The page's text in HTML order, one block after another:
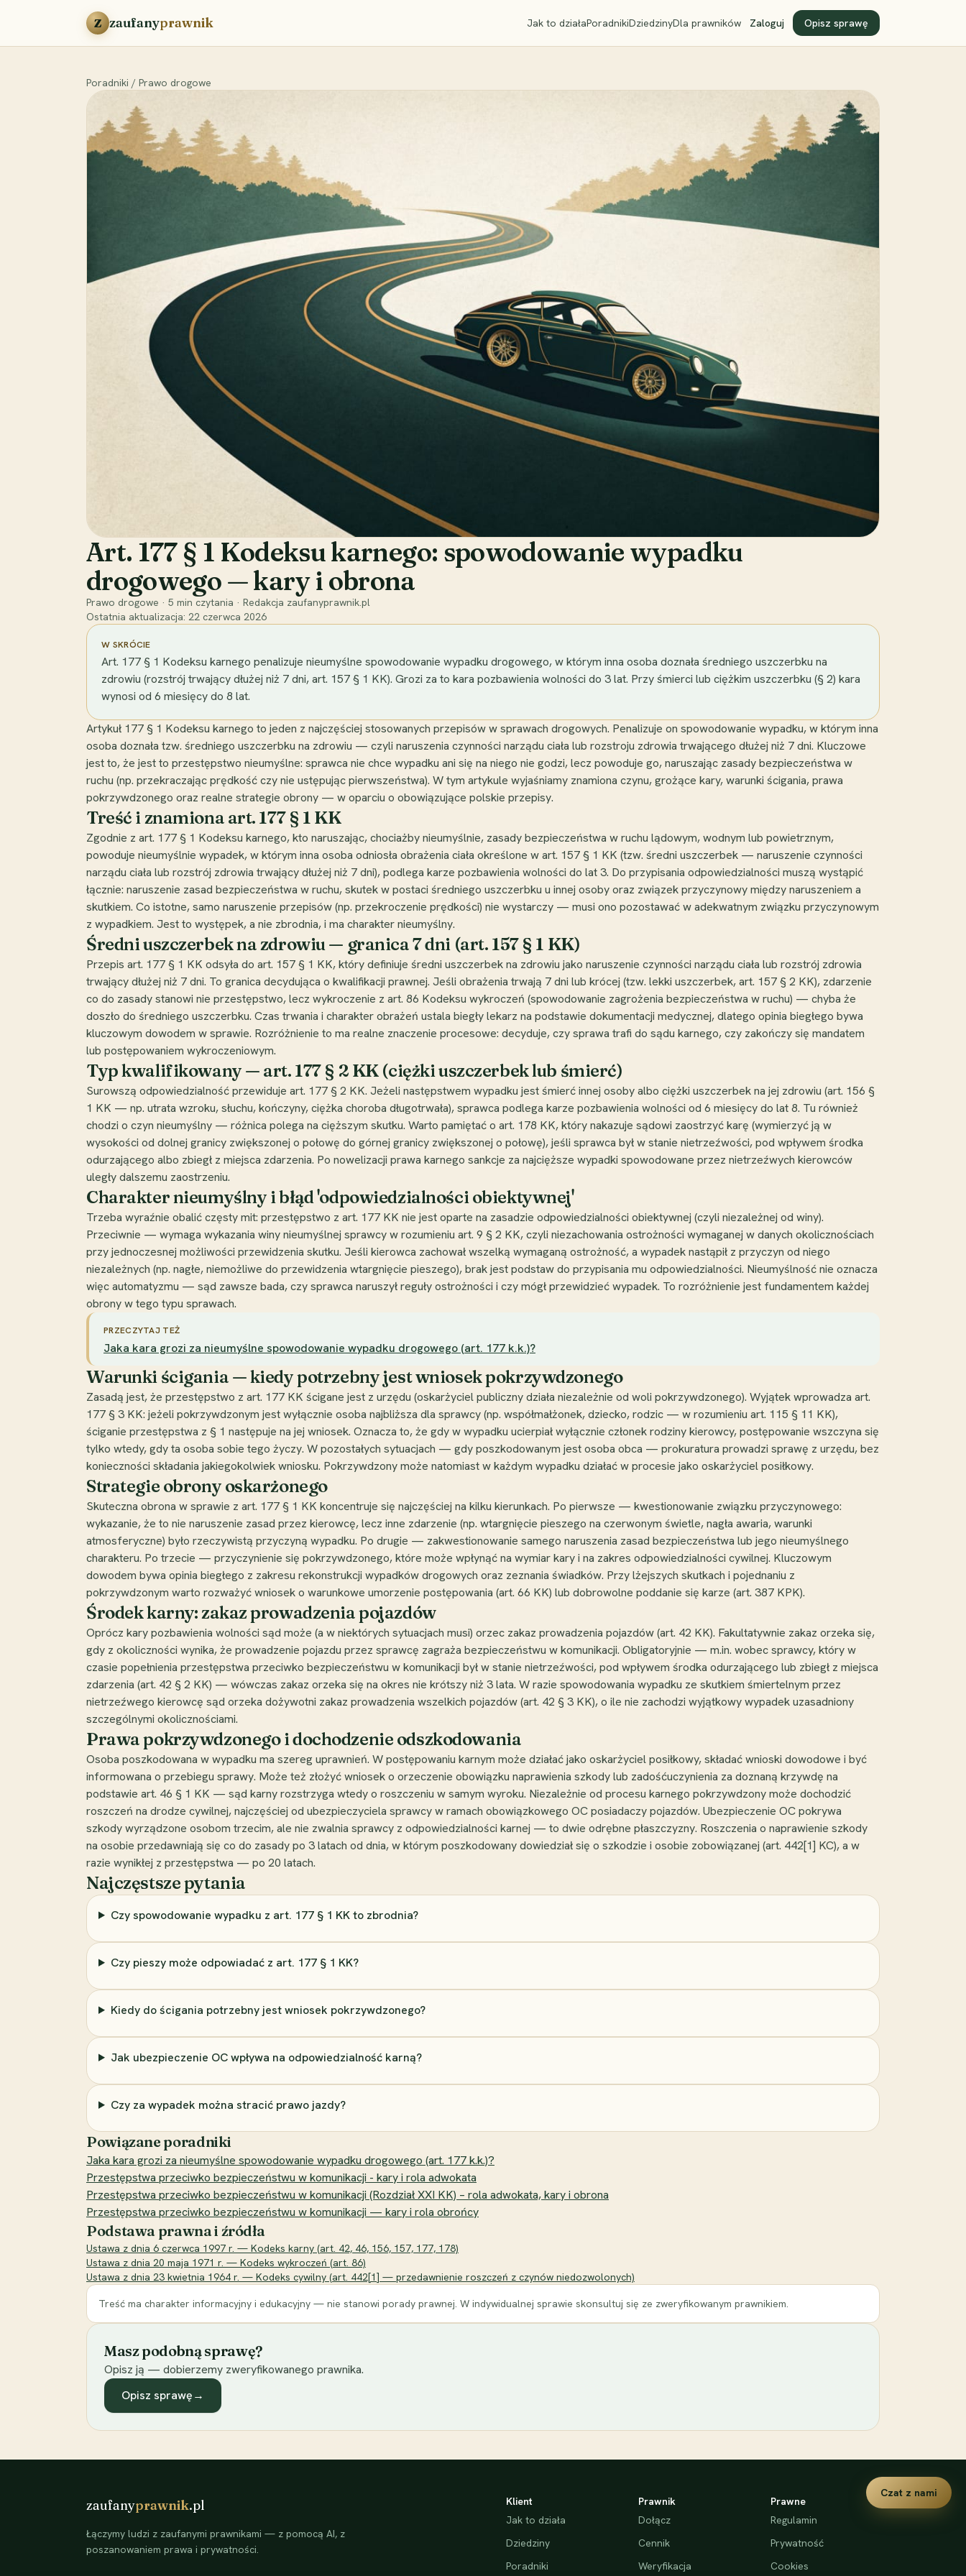
Przejdź do treści
Z zaufanyprawnik Jak to działaPoradnikiDziedzinyDla prawników Zaloguj Opisz sprawę
Poradniki / Prawo drogowe
Art. 177 § 1 Kodeksu karnego: spowodowanie wypadku
drogowego — kary i obrona
Prawo drogowe · 5 min czytania · Redakcja zaufanyprawnik.pl
Ostatnia aktualizacja: 22 czerwca 2026
W SKRÓCIE
Art. 177 § 1 Kodeksu karnego penalizuje nieumyślne spowodowanie wypadku drogowego, w którym inna osoba doznała średniego uszczerbku na
zdrowiu (rozstrój trwający dłużej niż 7 dni, art. 157 § 1 KK). Grozi za to kara pozbawienia wolności do 3 lat. Przy śmierci lub ciężkim uszczerbku (§ 2) kara
wynosi od 6 miesięcy do 8 lat.
Artykuł 177 § 1 Kodeksu karnego to jeden z najczęściej stosowanych przepisów w sprawach drogowych. Penalizuje on spowodowanie wypadku, w którym inna
osoba doznała tzw. średniego uszczerbku na zdrowiu — czyli naruszenia czynności narządu ciała lub rozstroju zdrowia trwającego dłużej niż 7 dni. Kluczowe
jest to, że jest to przestępstwo nieumyślne: sprawca nie chce wypadku ani się na niego nie godzi, lecz powoduje go, naruszając zasady bezpieczeństwa w
ruchu (np. przekraczając prędkość czy nie ustępując pierwszeństwa). W tym artykule wyjaśniamy znamiona czynu, grożące kary, warunki ścigania, prawa
pokrzywdzonego oraz realne strategie obrony — w oparciu o obowiązujące polskie przepisy.
Treść i znamiona art. 177 § 1 KK
Zgodnie z art. 177 § 1 Kodeksu karnego, kto naruszając, chociażby nieumyślnie, zasady bezpieczeństwa w ruchu lądowym, wodnym lub powietrznym,
powoduje nieumyślnie wypadek, w którym inna osoba odniosła obrażenia ciała określone w art. 157 § 1 KK (tzw. średni uszczerbek — naruszenie czynności
narządu ciała lub rozstrój zdrowia trwający dłużej niż 7 dni), podlega karze pozbawienia wolności do lat 3. Do przypisania odpowiedzialności muszą wystąpić
łącznie: naruszenie zasad bezpieczeństwa w ruchu, skutek w postaci średniego uszczerbku u innej osoby oraz związek przyczynowy między naruszeniem a
skutkiem. Co istotne, samo naruszenie przepisów (np. przekroczenie prędkości) nie wystarczy — musi ono pozostawać w adekwatnym związku przyczynowym
z wypadkiem. Jest to występek, a nie zbrodnia, i ma charakter nieumyślny.
Średni uszczerbek na zdrowiu — granica 7 dni (art. 157 § 1 KK)
Przepis art. 177 § 1 KK odsyła do art. 157 § 1 KK, który definiuje średni uszczerbek na zdrowiu jako naruszenie czynności narządu ciała lub rozstrój zdrowia
trwający dłużej niż 7 dni. To granica decydująca o kwalifikacji prawnej. Jeśli obrażenia trwają 7 dni lub krócej (tzw. lekki uszczerbek, art. 157 § 2 KK), zdarzenie
co do zasady stanowi nie przestępstwo, lecz wykroczenie z art. 86 Kodeksu wykroczeń (spowodowanie zagrożenia bezpieczeństwa w ruchu) — chyba że
doszło do średniego uszczerbku. Czas trwania i charakter obrażeń ustala biegły lekarz na podstawie dokumentacji medycznej, dlatego opinia biegłego bywa
kluczowym dowodem w sprawie. Rozróżnienie to ma realne znaczenie procesowe: decyduje, czy sprawa trafi do sądu karnego, czy zakończy się mandatem
lub postępowaniem wykroczeniowym.
Typ kwalifikowany — art. 177 § 2 KK (ciężki uszczerbek lub śmierć)
Surowszą odpowiedzialność przewiduje art. 177 § 2 KK. Jeżeli następstwem wypadku jest śmierć innej osoby albo ciężki uszczerbek na jej zdrowiu (art. 156 §
1 KK — np. utrata wzroku, słuchu, kończyny, ciężka choroba długotrwała), sprawca podlega karze pozbawienia wolności od 6 miesięcy do lat 8. Tu również
chodzi o czyn nieumyślny — różnica polega na cięższym skutku. Warto pamiętać o art. 178 KK, który nakazuje sądowi zaostrzyć karę (wymierzyć ją w
wysokości od dolnej granicy zwiększonej o połowę do górnej granicy zwiększonej o połowę), jeśli sprawca był w stanie nietrzeźwości, pod wpływem środka
odurzającego albo zbiegł z miejsca zdarzenia. Po nowelizacji prawa karnego sankcje za najcięższe wypadki spowodowane przez nietrzeźwych kierowców
uległy dalszemu zaostrzeniu.
Charakter nieumyślny i błąd 'odpowiedzialności obiektywnej'
Trzeba wyraźnie obalić częsty mit: przestępstwo z art. 177 KK nie jest oparte na zasadzie odpowiedzialności obiektywnej (czyli niezależnej od winy).
Przeciwnie — wymaga wykazania winy nieumyślnej sprawcy w rozumieniu art. 9 § 2 KK, czyli niezachowania ostrożności wymaganej w danych okolicznościach
przy jednoczesnej możliwości przewidzenia skutku. Jeśli kierowca zachował wszelką wymaganą ostrożność, a wypadek nastąpił z przyczyn od niego
niezależnych (np. nagłe, niemożliwe do przewidzenia wtargnięcie pieszego), brak jest podstaw do przypisania mu odpowiedzialności. Nieumyślność nie oznacza
więc automatyzmu — sąd zawsze bada, czy sprawca naruszył reguły ostrożności i czy mógł przewidzieć wypadek. To rozróżnienie jest fundamentem każdej
obrony w tego typu sprawach.
PRZECZYTAJ TEŻ
Jaka kara grozi za nieumyślne spowodowanie wypadku drogowego (art. 177 k.k.)?
Warunki ścigania — kiedy potrzebny jest wniosek pokrzywdzonego
Zasadą jest, że przestępstwo z art. 177 KK ścigane jest z urzędu (oskarżyciel publiczny działa niezależnie od woli pokrzywdzonego). Wyjątek wprowadza art.
177 § 3 KK: jeżeli pokrzywdzonym jest wyłącznie osoba najbliższa dla sprawcy (np. współmałżonek, dziecko, rodzic — w rozumieniu art. 115 § 11 KK),
ściganie przestępstwa z § 1 następuje na jej wniosek. Oznacza to, że gdy w wypadku ucierpiał wyłącznie członek rodziny kierowcy, postępowanie wszczyna się
tylko wtedy, gdy ta osoba sobie tego życzy. W pozostałych sytuacjach — gdy poszkodowanym jest osoba obca — prokuratura prowadzi sprawę z urzędu, bez
konieczności składania jakiegokolwiek wniosku. Pokrzywdzony może natomiast w każdym wypadku działać w procesie jako oskarżyciel posiłkowy.
Strategie obrony oskarżonego
Skuteczna obrona w sprawie z art. 177 § 1 KK koncentruje się najczęściej na kilku kierunkach. Po pierwsze — kwestionowanie związku przyczynowego:
wykazanie, że to nie naruszenie zasad przez kierowcę, lecz inne zdarzenie (np. wtargnięcie pieszego na czerwonym świetle, nagła awaria, warunki
atmosferyczne) było rzeczywistą przyczyną wypadku. Po drugie — zakwestionowanie samego naruszenia zasad bezpieczeństwa lub jego nieumyślnego
charakteru. Po trzecie — przyczynienie się pokrzywdzonego, które może wpłynąć na wymiar kary i na zakres odpowiedzialności cywilnej. Kluczowym
dowodem bywa opinia biegłego z zakresu rekonstrukcji wypadków drogowych oraz zeznania świadków. Przy lżejszych skutkach i pojednaniu z
pokrzywdzonym warto rozważyć wniosek o warunkowe umorzenie postępowania (art. 66 KK) lub dobrowolne poddanie się karze (art. 387 KPK).
Środek karny: zakaz prowadzenia pojazdów
Oprócz kary pozbawienia wolności sąd może (a w niektórych sytuacjach musi) orzec zakaz prowadzenia pojazdów (art. 42 KK). Fakultatywnie zakaz orzeka się,
gdy z okoliczności wynika, że prowadzenie pojazdu przez sprawcę zagraża bezpieczeństwu w komunikacji. Obligatoryjnie — m.in. wobec sprawcy, który w
czasie popełnienia przestępstwa przeciwko bezpieczeństwu w komunikacji był w stanie nietrzeźwości, pod wpływem środka odurzającego lub zbiegł z miejsca
zdarzenia (art. 42 § 2 KK) — wówczas zakaz orzeka się na okres nie krótszy niż 3 lata. W razie spowodowania wypadku ze skutkiem śmiertelnym przez
nietrzeźwego kierowcę sąd orzeka dożywotni zakaz prowadzenia wszelkich pojazdów (art. 42 § 3 KK), o ile nie zachodzi wyjątkowy wypadek uzasadniony
szczególnymi okolicznościami.
Prawa pokrzywdzonego i dochodzenie odszkodowania
Osoba poszkodowana w wypadku ma szereg uprawnień. W postępowaniu karnym może działać jako oskarżyciel posiłkowy, składać wnioski dowodowe i być
informowana o przebiegu sprawy. Może też złożyć wniosek o orzeczenie obowiązku naprawienia szkody lub zadośćuczynienia za doznaną krzywdę na
podstawie art. 46 § 1 KK — sąd karny rozstrzyga wtedy o roszczeniu w samym wyroku. Niezależnie od procesu karnego pokrzywdzony może dochodzić
roszczeń na drodze cywilnej, najczęściej od ubezpieczyciela sprawcy w ramach obowiązkowego OC posiadaczy pojazdów. Ubezpieczenie OC pokrywa
szkody wyrządzone osobom trzecim, ale nie zwalnia sprawcy z odpowiedzialności karnej — to dwie odrębne płaszczyzny. Roszczenia o naprawienie szkody
na osobie przedawniają się co do zasady po 3 latach od dnia, w którym poszkodowany dowiedział się o szkodzie i osobie zobowiązanej (art. 442[1] KC), a w
razie wynikłej z przestępstwa — po 20 latach.
Najczęstsze pytania
Czy spowodowanie wypadku z art. 177 § 1 KK to zbrodnia?
Czy pieszy może odpowiadać z art. 177 § 1 KK?
Kiedy do ścigania potrzebny jest wniosek pokrzywdzonego?
Jak ubezpieczenie OC wpływa na odpowiedzialność karną?
Czy za wypadek można stracić prawo jazdy?
Powiązane poradniki
Jaka kara grozi za nieumyślne spowodowanie wypadku drogowego (art. 177 k.k.)?
Przestępstwa przeciwko bezpieczeństwu w komunikacji - kary i rola adwokata
Przestępstwa przeciwko bezpieczeństwu w komunikacji (Rozdział XXI KK) – rola adwokata, kary i obrona
Przestępstwa przeciwko bezpieczeństwu w komunikacji — kary i rola obrońcy
Podstawa prawna i źródła
Ustawa z dnia 6 czerwca 1997 r. — Kodeks karny (art. 42, 46, 156, 157, 177, 178)
Ustawa z dnia 20 maja 1971 r. — Kodeks wykroczeń (art. 86)
Ustawa z dnia 23 kwietnia 1964 r. — Kodeks cywilny (art. 442[1] — przedawnienie roszczeń z czynów niedozwolonych)
Treść ma charakter informacyjny i edukacyjny — nie stanowi porady prawnej. W indywidualnej sprawie skonsultuj się ze zweryfikowanym prawnikiem.
Masz podobną sprawę?
Opisz ją — dobierzemy zweryfikowanego prawnika.
Opisz sprawę→
zaufanyprawnik.pl
Łączymy ludzi z zaufanymi prawnikami — z pomocą AI, z
poszanowaniem prawa i prywatności.
Klient
Jak to działa
Dziedziny
Poradniki
Prawnik
Dołącz
Cennik
Weryfikacja
Prawne
Regulamin
Prywatność
Cookies
Czat z nami